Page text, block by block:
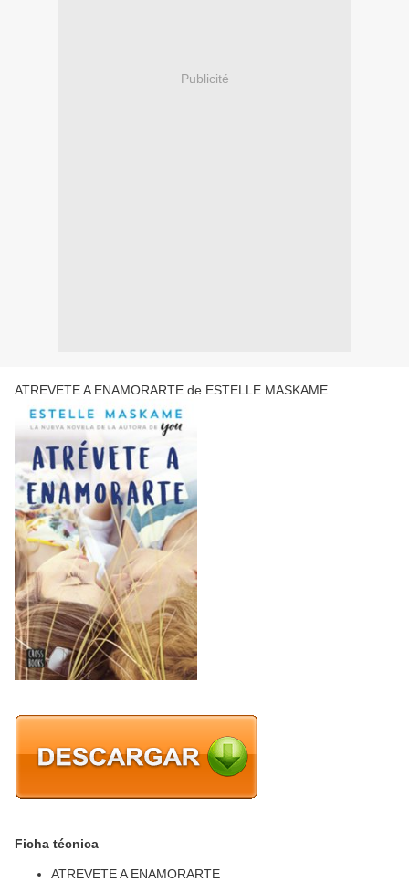
Publicité
ATREVETE A ENAMORARTE de ESTELLE MASKAME
Ficha técnica
ATREVETE A ENAMORARTE